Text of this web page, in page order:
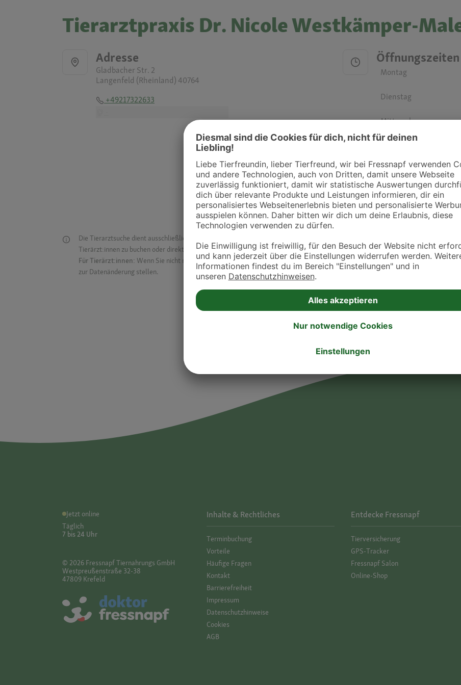
Tierarztpraxis Dr. Nicole Westkämper-
Adresse
Gladbacher Str. 2
Langenfeld (Rheinland) 40764
+49217322633
Öffnungszeiten
Montag
Dienstag
Mittwoch
Freitag
Samstag
Sonntag
Die Tierarztsuche dient ausschließlich dazu, Tierarztpraxen und Kliniken in deiner Nähe übersichtlich anzuzeigen. Über Dr.
Tierärzt:innen zu buchen oder direkt mit ihnen in Kontakt zu treten. Bitte wende dich hierfür direkt an die jeweilige Praxis oder
Für Tierärzt:innen: Wenn Sie nicht mehr auf der Dr. Fressnapf Tierarztsuche als Praxis gelistet werden oder Ihre Daten ändern
zur Datenänderung stellen.
Jetzt online
Täglich
7 bis 24 Uhr
© 2026 Fressnapf Tiernahrungs GmbH
Westpreußenstraße 32-38
47809 Krefeld
Inhalte & Rechtliches
Termin­buchung
Vorteile
Häufige Fragen
Kontakt
Barrierefreiheit
Impressum
Datenschutz­hinweise
Cookies
AGB
Entdecke Fressnapf
Tierversicherung
GPS-Tracker
Fressnapf Salon
Online-Shop